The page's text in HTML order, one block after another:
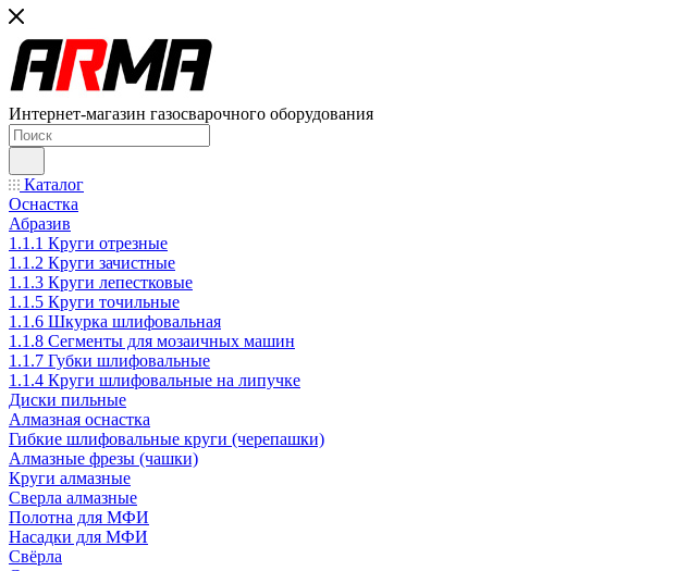
Интернет-магазин газосварочного оборудования
Каталог
Оснастка
Абразив
1.1.1 Круги отрезные
1.1.2 Круги зачистные
1.1.3 Круги лепестковые
1.1.5 Круги точильные
1.1.6 Шкурка шлифовальная
1.1.8 Сегменты для мозаичных машин
1.1.7 Губки шлифовальные
1.1.4 Круги шлифовальные на липучке
Диски пильные
Алмазная оснастка
Гибкие шлифовальные круги (черепашки)
Алмазные фрезы (чашки)
Круги алмазные
Сверла алмазные
Полотна для МФИ
Насадки для МФИ
Свёрла